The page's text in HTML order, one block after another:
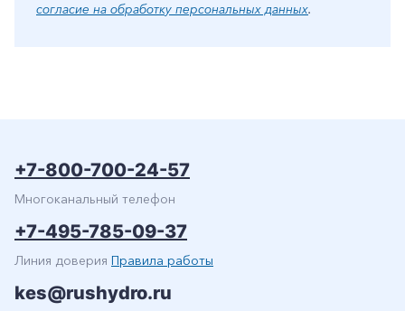
согласие на обработку персональных данных.
+7-800-700-24-57
Многоканальный телефон
+7-495-785-09-37
Линия доверия Правила работы
kes@rushydro.ru